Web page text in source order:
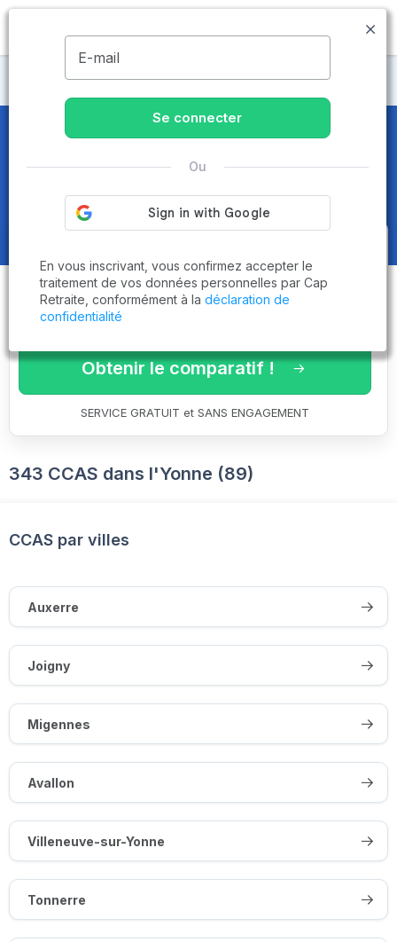
MENU
CCAS
CCASdans l'Yonne (89)
Obtenez le
comparatif des
établissementsadaptés à vos
critères en 3 minutes !
Obtenir le comparatif !
SERVICE GRATUIT et SANS ENGAGEMENT
343 CCAS dans l'Yonne (89)
CCAS par villes
Auxerre
Joigny
Migennes
Avallon
Villeneuve-sur-Yonne
Tonnerre
E-mail
Se connecter
Ou
En vous inscrivant, vous confirmez accepter le
traitement de vos données personnelles par Cap
Retraite, conformément à la déclaration de
confidentialité